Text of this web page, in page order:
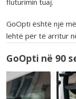
GoOpti është një
lehtë për të arritur
GoOpti në 90